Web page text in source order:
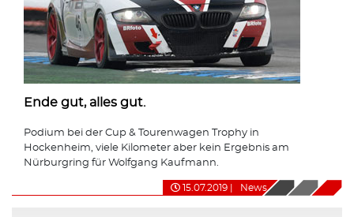
Ende gut, alles gut.
Podium bei der Cup & Tourenwagen Trophy in
Hockenheim, viele Kilometer aber kein Ergebnis am
Nürburgring für Wolfgang Kaufmann.
15.07.2019 News